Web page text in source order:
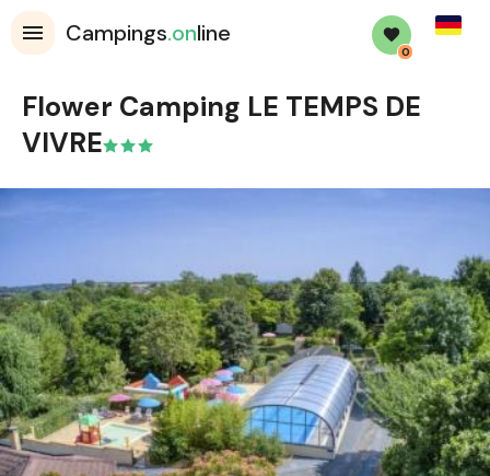
Campings.online
0
Flower Camping LE TEMPS DE
VIVRE